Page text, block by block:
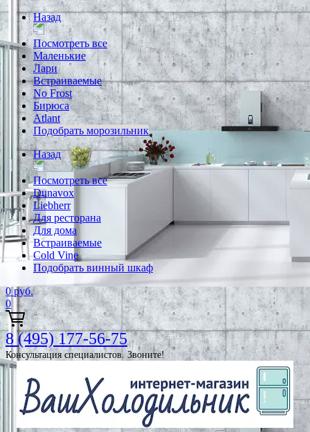
Назад
Посмотреть все
Маленькие
Лари
Встраиваемые
No Frost
Бирюса
Atlant
Подобрать морозильник
Назад
Посмотреть все
Dunavox
Liebherr
Для ресторана
Для дома
Встраиваемые
Cold Vine
Подобрать винный шкаф
0 руб.
0
8 (495) 177-56-75
Консультация специалистов. Звоните!